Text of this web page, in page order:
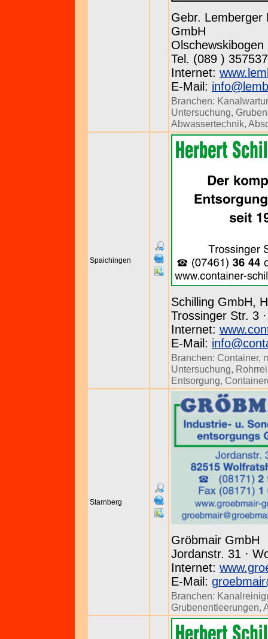
Gebr. Lemberger
GmbH
Olschewskibogen
Tel. (089 )
Internet:
E-Mail:
Branchen:
Untersuchung,
Abwassertechnik,
Spaichingen
Schilling GmbH,
Trossinger Str. 3
Internet:
E-Mail:
Branchen: Container,
Untersuchung,
Entsorgung,
Starnberg
Gröbmair GmbH
Jordanstr. 31 ·
Internet:
E-Mail:
Branchen:
Grubenentleerungen,